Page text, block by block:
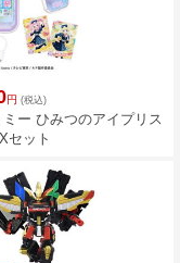
円 (税込)
ミー ひみつのアイプリス
セット